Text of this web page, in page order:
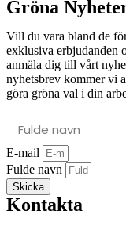
Gröna
Vill du vara bland de
exklusiva erbjudanden
anmäla dig till vårt
nyhetsbrev kommer vi
göra gröna val i din
E-mail
Fulde navn
Skicka
Kontakta